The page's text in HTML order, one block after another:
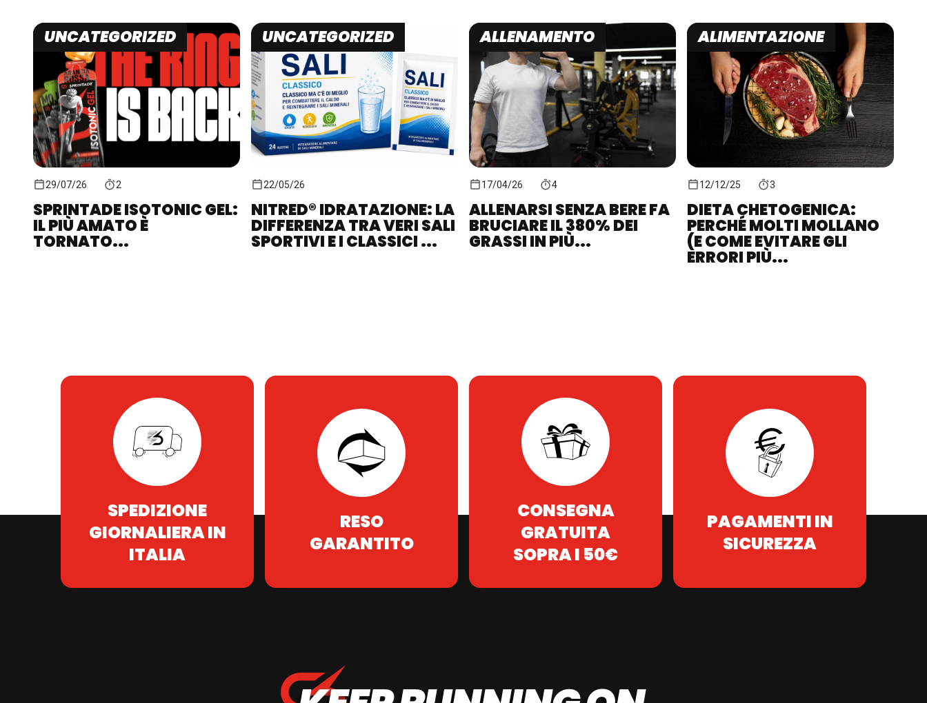
UNCATEGORIZED
29/07/26 2
SPRINTADE ISOTONIC GEL:
IL PIÙ AMATO È
TORNATO...
UNCATEGORIZED
22/05/26
NITRED® IDRATAZIONE: LA
DIFFERENZA TRA VERI SALI
SPORTIVI E I CLASSICI ...
ALLENAMENTO
17/04/26 4
ALLENARSI SENZA BERE FA
BRUCIARE IL 380% DEI
GRASSI IN PIÙ...
ALIMENTAZIONE
12/12/25 3
DIETA CHETOGENICA:
PERCHÉ MOLTI MOLLANO
(E COME EVITARE GLI
ERRORI PIÙ...
SPEDIZIONE
GIORNALIERA IN
ITALIA
RESO
GARANTITO
CONSEGNA
GRATUITA
SOPRA I 50€
PAGAMENTI IN
SICUREZZA